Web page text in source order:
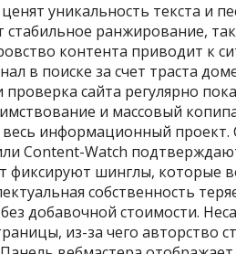
уникальность текста и
ранжирование,
контента приводит к
в поиске за счет траста
сайта регулярно
и массовый
информационный проект.
Content-Watch
фиксируют шинглы, которые
собственность
добавочной стоимости.
из-за чего авторство